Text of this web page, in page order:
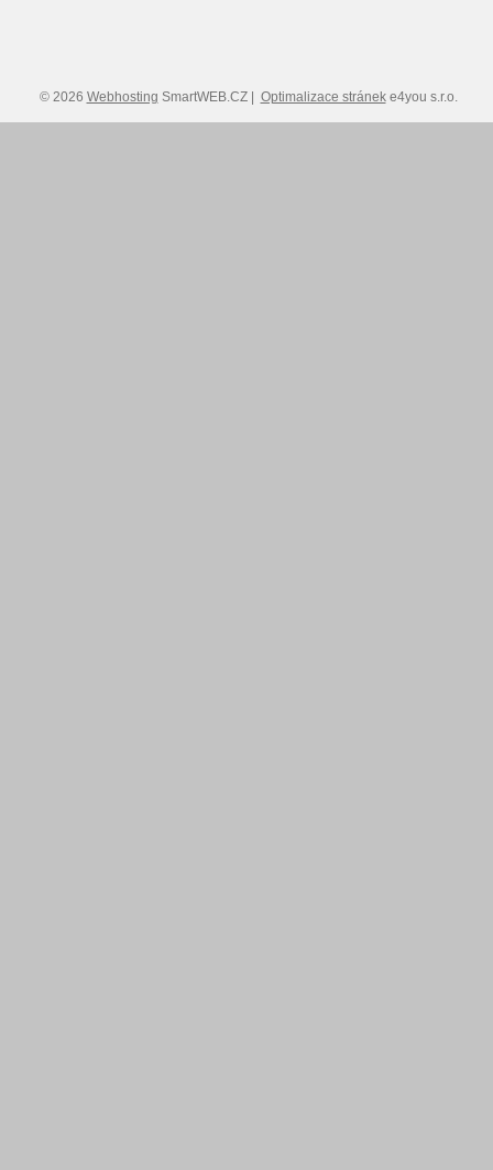
© 2026 Webhosting SmartWEB.CZ | Optimalizace stráneke4you s.r.o.